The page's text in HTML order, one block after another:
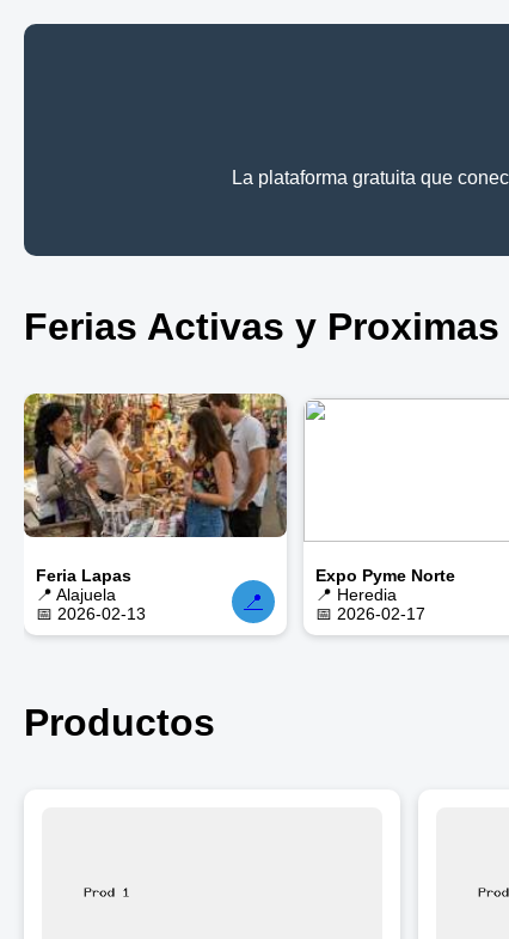
La plataforma gratuita que
Ferias Activas y Proximas
Feria Lapas
📍 Alajuela
📅 2026-02-13
📍
Expo Pyme Norte
📍 Heredia
📅 2026-02-17
Productos